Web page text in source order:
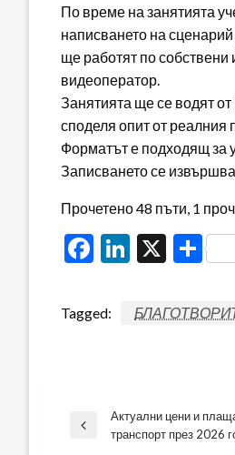
По време на занятията
написването на
ще работят по
видеоператор.
Занятията ще се водят
споделя опит от
Форматът е подходящ за
Записването се
Прочетено 48 пъти, 1
Facebook
LinkedIn
X
Tagged:
Previous
Актуални цени и
транспорт през 2026